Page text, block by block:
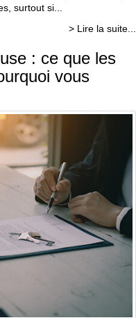
surtout si...
> Lire la suite...
: ce que les
vous